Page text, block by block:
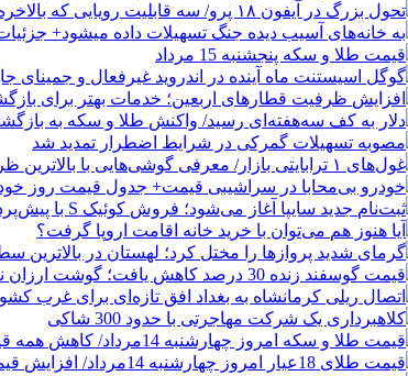
تحول بزرگ در آیفون ۱۸ پرو/ سه قابلیت رویایی که بالاخره به حقیقت می‌پیوندند
به خانه‌های آسیب دیده جنگ تسهیلات داده میشود+
قیمت طلا و سکه پنجشنبه 15 مرداد
گوگل اسیستنت ماه آینده در اندروید غیرفعال و جمینای
افزایش ظرفیت قطارهای اربعین؛ خدمات بهتر برای
دلار به کف سه‌هفته‌ای رسید/ واکنش طلا و سکه به
مصوبه تسهیلات گمرکی در شرایط اضطرار تمدید شد
غول‌های ۱ ترابایتی بازار/ معرفی گوشی‌هایی با بالاترین ظرفیت حافظه داخلی در سال ۲۰۲۶
خودرو بی‌محابا در سراشیبی قیمت+ جدول قیمت روز
ثبت‌نام جدید سایپا آغاز می‌شود؛ فروش کوئیک S با پیش‌پرداخت ۵۰۰ میلیونی
آیا هنوز هم می‌توان با خرید خانه اقامت اروپا گرفت؟
گرمای شدید پروازها را مختل کرد؛ لهستان در بالاترین
قیمت گوسفند زنده 30 درصد کاهش یافت؛ گوشت ارزان نشد
اتصال ریلی کرمانشاه به بغداد افق تازه‌ای برای غرب
کلاهبرداری یک شرکت مهاجرتی با حدود 300 شاکی
قیمت طلا و سکه امروز چهارشنبه 14مرداد/ کاهش همه قیمت ها + جدول و جزئیات
قیمت طلای 18عیار امروز چهارشنبه 14مرداد/ افزایش قیمت + جدول